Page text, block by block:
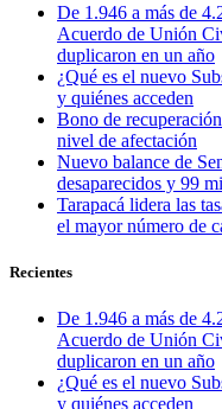
De 1.946 a más de
Acuerdo de Unión
duplicaron en un año
¿Qué es el nuevo
y quiénes acceden
Bono de
nivel de afectación
Nuevo balance de
desaparecidos y 99
Tarapacá lidera las
el mayor número de
Recientes
De 1.946 a más de
Acuerdo de Unión
duplicaron en un año
¿Qué es el nuevo
y quiénes acceden